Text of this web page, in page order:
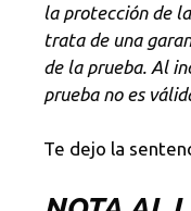
la protección de
trata de una
de la prueba. Al
prueba no es
Te dejo la